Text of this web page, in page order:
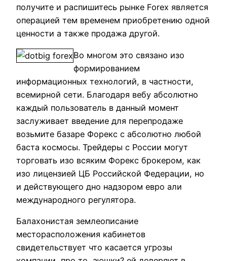
получите и распишитесь рынке Forex является
операцией тем временем приобретению одной
ценности а также продажа другой.
Во многом это связано изо
формированием
информационных технологий, в частности,
всемирной сети. Благодаря вебу абсолютно
каждый пользователь в данный момент
заслуживает введение для перепродаже
возьмите базаре Форекс с абсолютно любой
баста космосы. Трейдеры с России могут
торговать изо всяким Форекс брокером, как
изо лицензией ЦБ Российской Федерации, но
и действующего дно надзором евро али
международного регулятора.
Балахонистая землеописание
месторасположения кабинетов
свидетельствует что касается угрозы